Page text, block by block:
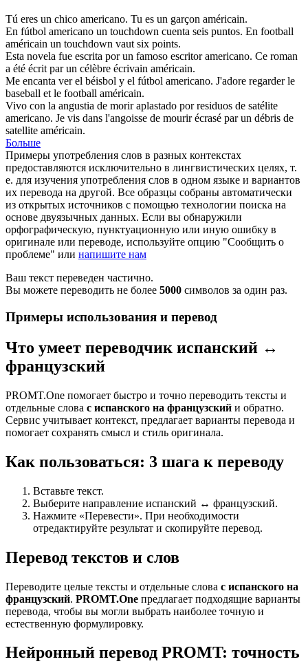
Tú eres un chico americano. Tu es un garçon américain.
En fútbol americano un touchdown cuenta seis puntos. En football
américain un touchdown vaut six points.
Esta novela fue escrita por un famoso escritoramericano. Ce roman
a été écrit par un célèbre écrivain américain.
Me encanta ver el béisbol y el fútbol americano. J'adore regarder le
baseball et le football américain.
Vivo con la angustia de morir aplastado por residuos de satélite
americano. Je vis dans l'angoisse de mourir écrasé par un débris de
satellite américain.
Больше
Примеры употребления слов в разных контекстах
предоставляются исключительно в лингвистических целях, т.
е. для изучения употребления слов в одном языке и вариантов
их перевода на другой. Все образцы собраны автоматически
из открытых источников с помощью технологии поиска на
основе двуязычных данных. Если вы обнаружили
орфографическую, пунктуационную или иную ошибку в
оригинале или переводе, используйте опцию "Сообщить о
проблеме" или напишите нам
Ваш текст переведен частично.
Вы можете переводить не более 5000 символов за один раз.
Примеры использования и перевод
Что умеет переводчик испанский ↔
французский
PROMT.One помогает быстро и точно переводить тексты и
отдельные слова с испанского на французский и обратно.
Сервис учитывает контекст, предлагает варианты перевода и
помогает сохранять смысл и стиль оригинала.
Как пользоваться: 3 шага к переводу
Вставьте текст.
Выберите направление испанский ↔ французский.
Нажмите «Перевести». При необходимости
отредактируйте результат и скопируйте перевод.
Перевод текстов и слов
Переводите целые тексты и отдельные слова с испанского на
французский. PROMT.One предлагает подходящие варианты
перевода, чтобы вы могли выбрать наиболее точную и
естественную формулировку.
Нейронный перевод PROMT: точность